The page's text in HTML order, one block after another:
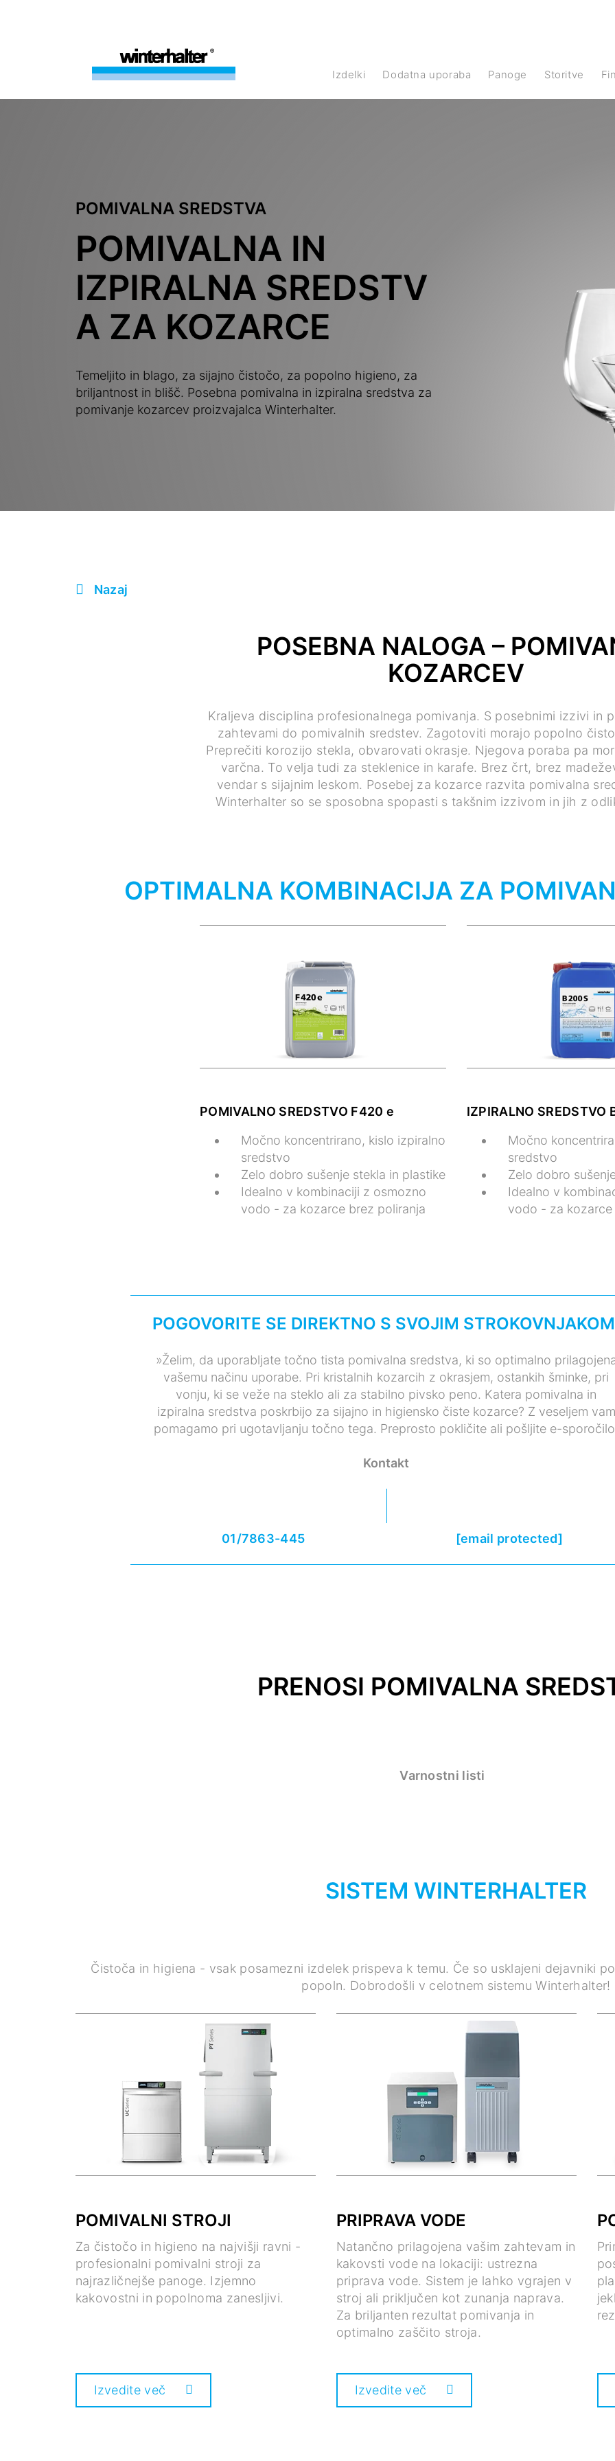
Izdelki Dodatna uporaba Panoge Storitve
POMIVALNA SREDSTVA
POMIVALNA IN
IZPIRALNA SREDSTV
A ZA KOZARCE
Temeljito in blago, za sijajno čistočo, za popolno higieno, za
briljantnost in blišč. Posebna pomivalna in izpiralna sredstva za
pomivanje kozarcev proizvajalca Winterhalter.
Nazaj
POSEBNA NALOGA –
KOZARCEV
Kraljeva disciplina profesionalnega pomivanja. S posebnimi izzivi in
zahtevami do pomivalnih sredstev. Zagotoviti morajo popolno
Preprečiti korozijo stekla, obvarovati okrasje. Njegova poraba pa
varčna. To velja tudi za steklenice in karafe. Brez črt, brez
vendar s sijajnim leskom. Posebej za kozarce razvita pomivalna
Winterhalter so se sposobna spopasti s takšnim izzivom in jih z
OPTIMALNA KOMBINACIJA ZA
POMIVALNO SREDSTVO F420 e
Močno koncentrirano, kislo izpiralno
sredstvo
Zelo dobro sušenje stekla in plastike
Idealno v kombinaciji z osmozno
vodo - za kozarce brez poliranja
IZPIRALNO SREDSTVO
Močno
sredstvo
Zelo dobro
Idealno v
vodo - za kozarce
POGOVORITE SE DIREKTNO S SVOJIM
»Želim, da uporabljate točno tista pomivalna sredstva, ki so optimalno
vašemu načinu uporabe. Pri kristalnih kozarcih z okrasjem, ostankih šminke, pri
vonju, ki se veže na steklo ali za stabilno pivsko peno. Katera pomivalna in
izpiralna sredstva poskrbijo za sijajno in higiensko čiste kozarce? Z veseljem vam
pomagamo pri ugotavljanju točno tega. Preprosto pokličite ali pošljite e-
Kontakt
01/7863-445 [email protected]
PRENOSI POMIVALNA
Varnostni listi
SISTEM WINTERHALTER
Čistoča in higiena - vsak posamezni izdelek prispeva k temu. Če so usklajeni dejavniki
popoln. Dobrodošli v celotnem sistemu Winterhalter!
POMIVALNI STROJI
Za čistočo in higieno na najvišji ravni -
profesionalni pomivalni stroji za
najrazličnejše panoge. Izjemno
kakovostni in popolnoma zanesljivi.
Izvedite več
PRIPRAVA VODE
Natančno prilagojena vašim zahtevam in
kakovsti vode na lokaciji: ustrezna
priprava vode. Sistem je lahko vgrajen v
stroj ali priključen kot zunanja naprava.
Za briljanten rezultat pomivanja in
optimalno zaščito stroja.
Izvedite več